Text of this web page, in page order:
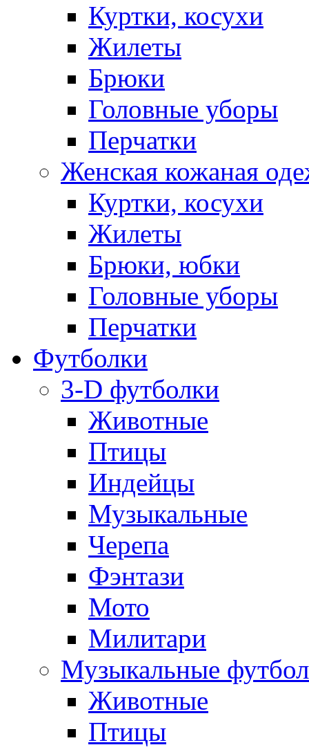
Куртки, косухи
Жилеты
Брюки
Головные уборы
Перчатки
Женская кожаная
Куртки, косухи
Жилеты
Брюки, юбки
Головные уборы
Перчатки
Футболки
3-D футболки
Животные
Птицы
Индейцы
Музыкальные
Черепа
Фэнтази
Мото
Милитари
Музыкальные
Животные
Птицы